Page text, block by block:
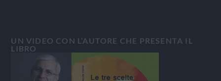
UN VIDEO CON L’AUTORE CHE PRESENTA IL
LIBRO